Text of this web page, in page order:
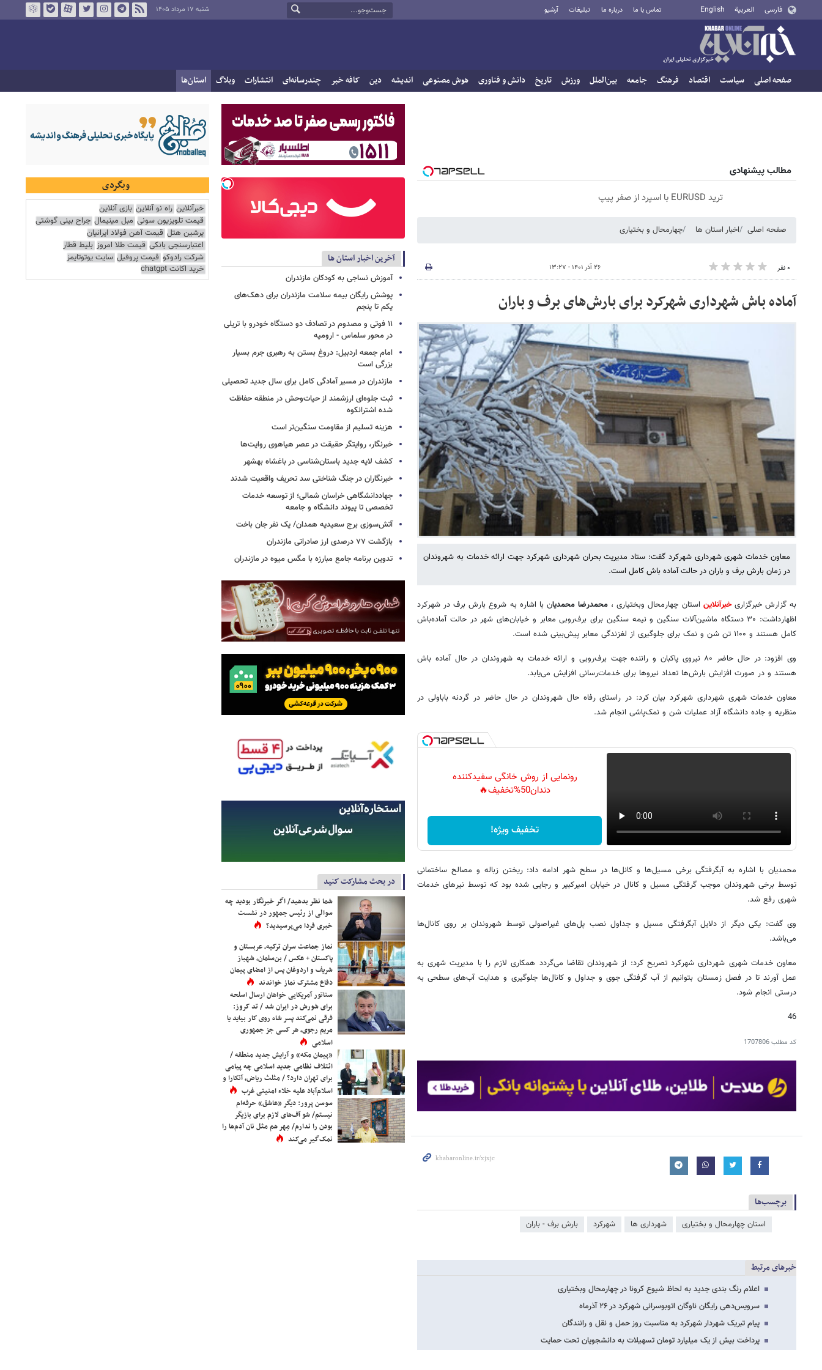
فارسی العربية English تماس با ما درباره ما تبلیغات آرشیو شنبه ۱۷ مرداد ۱۴۰۵
صفحه اصلی سیاست اقتصاد فرهنگ جامعه بین‌الملل ورزش تاریخ دانش و فناوری هوش مصنوعی اندیشه دین کافه خبر چندرسانه‌ای انتشارات وبلاگ استان‌ها
مطالب پیشنهادی
ترید EURUSD با اسپرد از صفر پیپ
صفحه اصلی اخبار استان ها چهارمحال و بختیاری
۰ نفر ۲۶ آذر ۱۴۰۱ - ۱۳:۲۷
آماده باش شهرداری شهرکرد برای بارش‌های برف و باران
معاون خدمات شهری شهرداری شهرکرد گفت: ستاد مدیریت بحران شهرداری شهرکرد جهت ارائه خدمات به شهروندان
در زمان بارش برف و باران در حالت آماده باش کامل است.
به گزارش خبرگزاریخبرآنلاین استان چهارمحال وبختیاری ، محمدرضا محمدیان با اشاره به شروع بارش برف در شهرکرد
اظهارداشت: ۳۰ دستگاه
ماشین‌آلات سنگین و نیمه سنگین برای برف‌روبی معابر و خیابان‌های شهر در حالت آماده‌باش
کامل هستند و ۱۱۰۰ تن شن و نمک برای جلوگیری از لغزندگی معابر پیش‌بینی شده است.
وی افزود: در حال حاضر ۸۰ نیروی پاکبان و راننده جهت برف‌روبی و ارائه خدمات به شهروندان در حال آماده باش
هستند و در صورت افزایش بارش‌ها تعداد نیروها برای خدمات‌رسانی افزایش می‌یابد.
معاون خدمات شهری شهرداری شهرکرد بیان کرد: در راستای رفاه حال شهروندان در حال حاضر در گردنه باباولی در
منظریه و جاده دانشگاه آزاد عملیات شن و نمک‌پاشی انجام شد.
رونمایی از روش خانگی سفیدکننده
دندان50%تخفیف🔥
تخفیف ویژه!
محمدیان با اشاره به آبگرفتگی برخی مسیل‌ها و کانل‌ها در سطح شهر ادامه داد: ریختن زباله و مصالح ساختمانی
توسط برخی شهروندان موجب گرفتگی مسیل و کانال در خیابان امیرکبیر و رجایی شده بود که توسط نیرهای خدمات
شهری رفع شد.
وی گفت: یکی دیگر از دلایل آبگرفتگی مسیل و جداول نصب پل‌های غیراصولی توسط شهروندان بر روی کانال‌ها
می‌باشد.
معاون خدمات شهری شهرداری شهرکرد تصریح کرد: از شهروندان تقاضا می‌گردد همکاری لازم را با مدیریت شهری به
عمل آورند تا در فصل زمستان بتوانیم از آب گرفتگی جوی و جداول و کانال‌ها جلوگیری و هدایت آب‌های سطحی به
درستی انجام شود.
46
کد مطلب1707806
برچسب‌ها
استان چهارمحال و بختیاری شهرداری ها شهرکرد بارش برف - باران
خبرهای مرتبط
اعلام رنگ بندی جدید به لحاظ شیوع کرونا در چهارمحال وبختیاری
سرویس‌دهی رایگان ناوگان اتوبوسرانی شهرکرد در ۲۶ آذرماه
پیام تبریک شهردار شهرکرد به مناسبت روز حمل و نقل و رانندگان
پرداخت بیش از یک میلیارد تومان تسهیلات به دانشجویان تحت حمایت
آخرین اخبار استان ها
آموزش نساجی به کودکان مازندران
پوشش رایگان بیمه سلامت مازندران برای دهک‌های
یکم تا پنجم
۱۱ فوتی و مصدوم در تصادف دو دستگاه خودرو با تریلی
در محور سلماس - ارومیه
امام جمعه اردبیل: دروغ بستن به رهبری جرم بسیار
بزرگی است
مازندران در مسیر آمادگی کامل برای سال جدید تحصیلی
ثبت جلوه‌ای ارزشمند از حیات‌وحش در منطقه حفاظت
شده اشترانکوه
هزینه تسلیم از مقاومت سنگین‌تر است
خبرنگار، روایتگر حقیقت در عصر هیاهوی روایت‌ها
کشف لایه جدید باستان‌شناسی در باغشاه بهشهر
خبرنگاران در جنگ شناختی سد تحریف واقعیت شدند
جهاددانشگاهی خراسان شمالی؛ از توسعه خدمات
تخصصی تا پیوند دانشگاه و جامعه
آتش‌سوزی برج سعیدیه همدان/ یک نفر جان باخت
بازگشت ۷۷ درصدی ارز صادراتی مازندران
تدوین برنامه جامع مبارزه با مگس میوه در مازندران
در بحث مشارکت کنید
شما نظر بدهید/ اگر خبرنگار بودید چه
سوالی از رئیس جمهور در نشست
خبری فردا می‌پرسیدید؟
نماز جماعت سران ترکیه، عربستان و
پاکستان + عکس / بن‌سلمان، شهباز
شریف و اردوغان پس از امضای پیمان
دفاع مشترک نماز خواندند
سناتور آمریکایی خواهان ارسال اسلحه
برای شورش در ایران شد / تد کروز:
فرقی نمی‌کند پسر شاه روی کار بیاید یا
مریم رجوی، هر کسی جز جمهوری
اسلامی
«پیمان مکه» و آرایش جدید منطقه /
ائتلاف نظامی جدید اسلامی چه پیامی
برای تهران دارد؟ / مثلث ریاض، آنکارا و
اسلام‌آباد علیه خلاء امنیتی غرب
سوسن پرور: دیگر «عاشق» حرفه‌ام
نیستم/ شو آف‌های لازم برای بازیگر
بودن را ندارم/ مِهر هم مثل نان آدم‌ها را
نمک‌گیر می‌کند
وبگردی
خبرآنلاین راه نو آنلاین بازی آنلاین
قیمت تلویزیون سونی مبل مینیمال جراح بینی گوشتی
پرشین هتل قیمت آهن فولاد ایرانیان
اعتبارسنجی بانکی قیمت طلا امروز بلیط قطار
شرکت رادوکو قیمت پروفیل سایت یوتوتایمز
خرید اکانت chatgpt